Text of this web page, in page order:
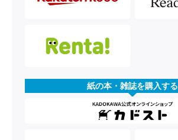
紙の本・雑誌を購入する